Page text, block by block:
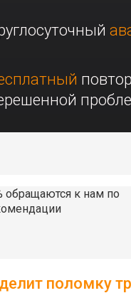
обращаются к нам по